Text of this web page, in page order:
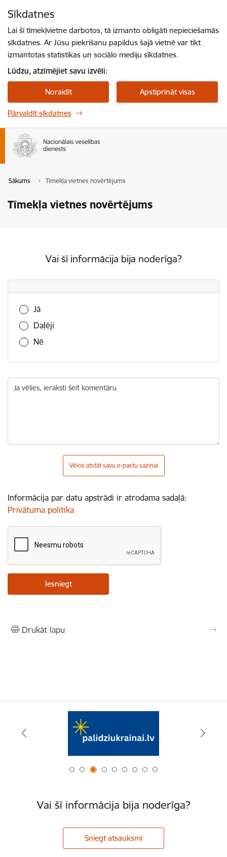
Sīkdatnes
Lai šī tīmekļvietne darbotos, tā izmanto obligāti nepieciešamās
sīkdatnes. Ar Jūsu piekrišanu papildus šajā vietnē var tikt
izmantotas statistikas un sociālo mediju sīkdatnes.
Lūdzu, atzīmējiet savu izvēli:
Noraidīt Apstiprināt visas
Pārvaldīt sīkdatnes
Sākums Tīmekļa vietnes novērtējums
Tīmekļa vietnes novērtējums
Vai šī informācija bija noderīga?
Vai šī informācija bija noderīga?
Jā
Daļēji
Nē
Ja vēlies, ieraksti šeit komentāru
Vēlos atstāt savu e-pastu saziņai
Informācija par datu apstrādi ir atrodama sadaļā:
Privātuma politika
Drukāt lapu
Vai šī informācija bija noderīga?
Sniegt atsauksmi